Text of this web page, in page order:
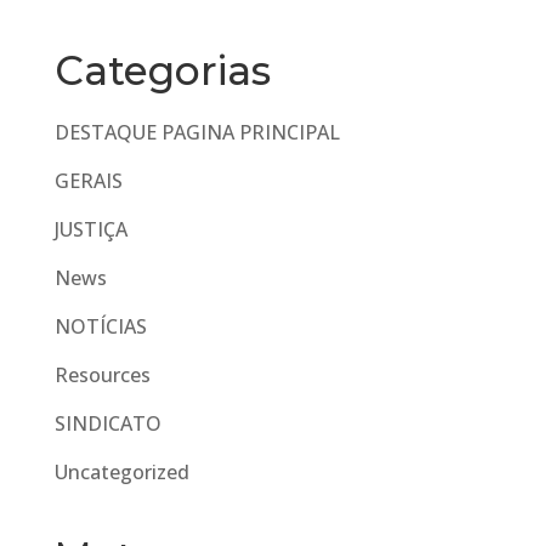
Categorias
DESTAQUE PAGINA PRINCIPAL
GERAIS
JUSTIÇA
News
NOTÍCIAS
Resources
SINDICATO
Uncategorized